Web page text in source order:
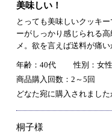
美味しい！
とっても美味しいクッキ
ーがしっかり感じられる
メ。欲を言えば送料が痛い
年齢：40代
性別：女性
商品購入回数：2～5回
どなた宛に購入されまし
桐子様